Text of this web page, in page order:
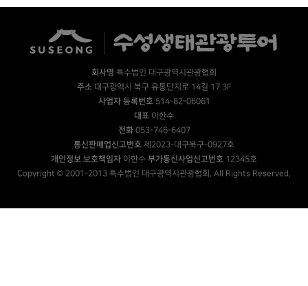
회사명 특수법인 대구광역시관광협회
주소대구광역시 북구 유통단지로 14길 17 3F
사업자 등록번호514-82-06061
대표 이한수
전화053-746-6407
통신판매업신고번호 제2023-대구북구-0927호
개인정보 보호책임자 이한수 부가통신사업신고번호 12345호
Copyright © 2001-2013 특수법인 대구광역시관광협회. All Rights Reserved.